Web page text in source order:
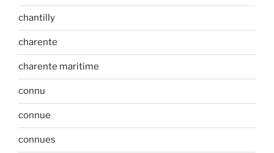
chantilly
charente
charente maritime
connu
connue
connues